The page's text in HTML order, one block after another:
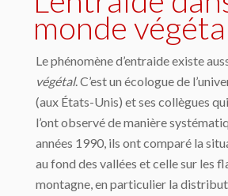
monde
Le phénomène d’entraide existe
végétal. C’est un écologue de
(aux États-Unis) et ses collègues
l’ont observé de manière
années 1990, ils ont comparé la
au fond des vallées et celle sur les
montagne, en particulier la